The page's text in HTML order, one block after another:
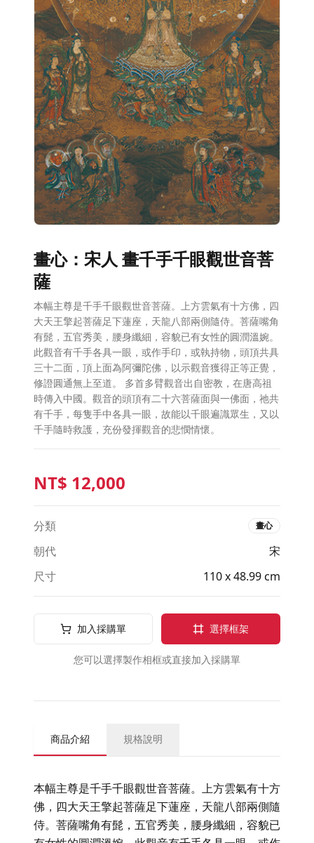
畫心：宋人 畫千手千眼觀世音菩
薩
本幅主尊是千手千眼觀世音菩薩。上方雲氣有十方佛，四
大天王擎起菩薩足下蓮座，天龍八部兩側隨侍。菩薩嘴角
有髭，五官秀美，腰身纖細，容貌已有女性的圓潤溫婉。
此觀音有千手各具一眼，或作手印，或執持物，頭頂共具
三十二面，頂上面為阿彌陀佛，以示觀音獲得正等正覺，
修證圓通無上至道。 多首多臂觀音出自密教，在唐高祖
時傳入中國。觀音的頭頂有二十六菩薩面與一佛面，祂共
有千手，每隻手中各具一眼，故能以千眼遍識眾生，又以
千手隨時救護，充份發揮觀音的悲憫情懷。
NT$ 12,000
分類 畫心
朝代
宋
尺寸
110 x 48.99 cm
加入採購單 選擇框架
您可以選擇製作相框或直接加入採購單
商品介紹 規格說明
本幅主尊是千手千眼觀世音菩薩。上方雲氣有十方
佛，四大天王擎起菩薩足下蓮座，天龍八部兩側隨
侍。菩薩嘴角有髭，五官秀美，腰身纖細，容貌已